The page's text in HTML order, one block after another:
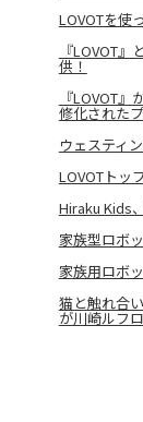
LOVOTを使
『LOVOT
供！
『LOVOT
修化された
ウェスティ
LOVOTトッ
Hiraku Kids
家族型ロボ
家族用ロボ
猫と触れ合
が川崎ルフ